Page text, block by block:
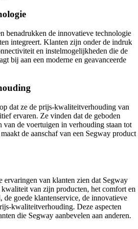
benadrukken de innovatieve technologie
integreert. Klanten zijn onder de indruk
en instelmogelijkheden die de
bij aan een moderne en geavanceerde
dat ze de prijs-kwaliteitverhouding van
ervaren. Ze vinden dat de geboden
van de voertuigen in verhouding staan tot
de aanschaf van een Segway product
ervaringen van klanten zien dat Segway
van zijn producten, het comfort en
goede klantenservice, de innovatieve
kwaliteitverhouding. Deze aspecten
die Segway aanbevelen aan anderen.